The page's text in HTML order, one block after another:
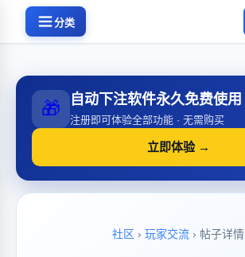
分类
🎁 自动下注软件永久免费使用
注册即可体验全部功能 · 无需购买
立即体验 →
社区 › 玩家交流 › 帖子详情